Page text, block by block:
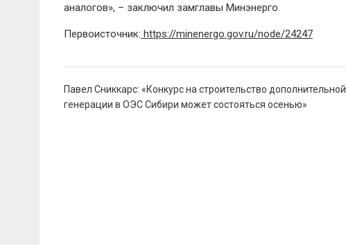
аналогов», – заключил замглавы Минэнерго.
Первоисточник: https://minenergo.gov.ru/node/24247
Навигация
по
Павел Сниккарс: «Конкурс на строительство дополнительной
генерации в ОЭС Сибири может состояться осенью»